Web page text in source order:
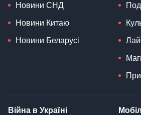
Новини СНД
Новини Китаю
Новини Беларусі
Війна в Україні